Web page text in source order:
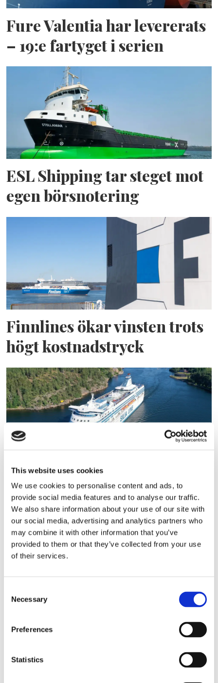
This website uses cookies
We use cookies to personalise content and ads, to
provide social media features and to analyse our traffic.
We also share information about your use of our site with
our social media, advertising and analytics partners who
may combine it with other information that you’ve
provided to them or that they’ve collected from your use
of their services.
Selection
Necessary
Preferences
Statistics
Fure Valentia har levererats
– 19:e fartyget i serien
ESL Shipping tar steget mot
egen börsnotering
Finnlines ökar vinsten trots
högt kostnadstryck
Tallink lyfter halvåret trots
pressade kostnader
Eckerö tyngs av höga
frakten fortsätter växa